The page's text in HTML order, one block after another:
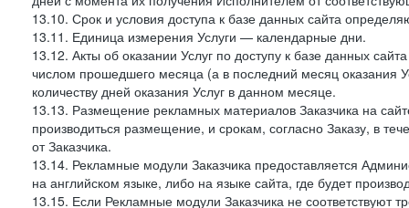
13.10. Срок и условия доступа к базе данных сайта
13.11. Единица измерения Услуги — календарные дни.
13.12. Акты об оказании Услуг по доступу к базе данных
числом прошедшего месяца (а в последний месяц оказания
количеству дней оказания Услуг в данном месяце.
13.13. Размещение рекламных материалов Заказчика на
производиться размещение, и срокам, согласно Заказу, в
от Заказчика.
13.14. Рекламные модули Заказчика предоставляется
на английском языке, либо на языке сайта, где будет
13.15. Если Рекламные модули Заказчика не соответствуют